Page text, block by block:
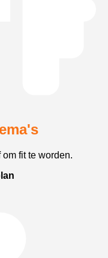
fit te worden.